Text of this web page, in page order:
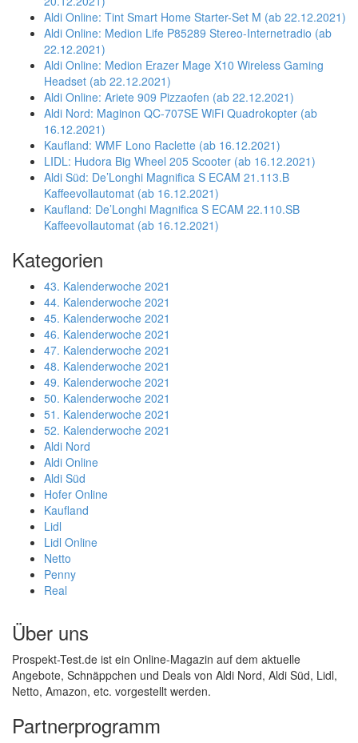
Aldi Online: Tint Smart Home Starter-Set M (ab 22.12.2021)
Aldi Online: Medion Life P85289 Stereo-Internetradio (ab
22.12.2021)
Aldi Online: Medion Erazer Mage X10 Wireless Gaming
Headset (ab 22.12.2021)
Aldi Online: Ariete 909 Pizzaofen (ab 22.12.2021)
Aldi Nord: Maginon QC-707SE WiFi Quadrokopter (ab
16.12.2021)
Kaufland: WMF Lono Raclette (ab 16.12.2021)
LIDL: Hudora Big Wheel 205 Scooter (ab 16.12.2021)
Aldi Süd: De’Longhi Magnifica S ECAM 21.113.B
Kaffeevollautomat (ab 16.12.2021)
Kaufland: De’Longhi Magnifica S ECAM 22.110.SB
Kaffeevollautomat (ab 16.12.2021)
Kategorien
43. Kalenderwoche 2021
44. Kalenderwoche 2021
45. Kalenderwoche 2021
46. Kalenderwoche 2021
47. Kalenderwoche 2021
48. Kalenderwoche 2021
49. Kalenderwoche 2021
50. Kalenderwoche 2021
51. Kalenderwoche 2021
52. Kalenderwoche 2021
Aldi Nord
Aldi Online
Aldi Süd
Hofer Online
Kaufland
Lidl
Lidl Online
Netto
Penny
Real
Über uns
Prospekt-Test.de ist ein Online-Magazin auf dem aktuelle
Angebote, Schnäppchen und Deals von Aldi Nord, Aldi Süd, Lidl,
Netto, Amazon, etc. vorgestellt werden.
Partnerprogramm